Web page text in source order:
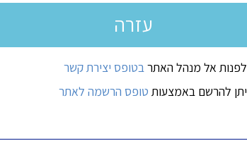
עזרה
אל מנהל האתרבטופס יצירת קשר
להרשם באמצעות טופס הרשמה לאתר